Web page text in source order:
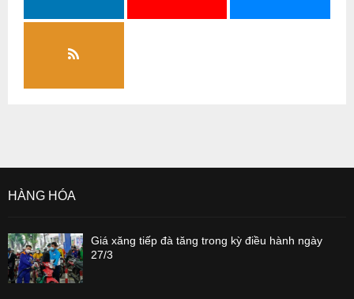
HÀNG HÓA
Giá xăng tiếp đà tăng trong kỳ điều hành ngày
27/3